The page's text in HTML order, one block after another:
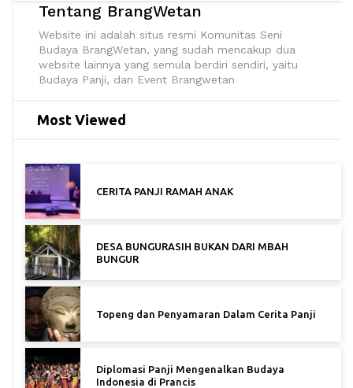
Tentang BrangWetan
Website ini adalah situs resmi Komunitas Seni
Budaya BrangWetan, yang sudah mencakup dua
website lainnya yang semula berdiri sendiri, yaitu
Budaya Panji, dan Event Brangwetan
Most Viewed
CERITA PANJI RAMAH ANAK
DESA BUNGURASIH BUKAN DARI MBAH
BUNGUR
Topeng dan Penyamaran Dalam Cerita Panji
Diplomasi Panji Mengenalkan Budaya
Indonesia di Prancis